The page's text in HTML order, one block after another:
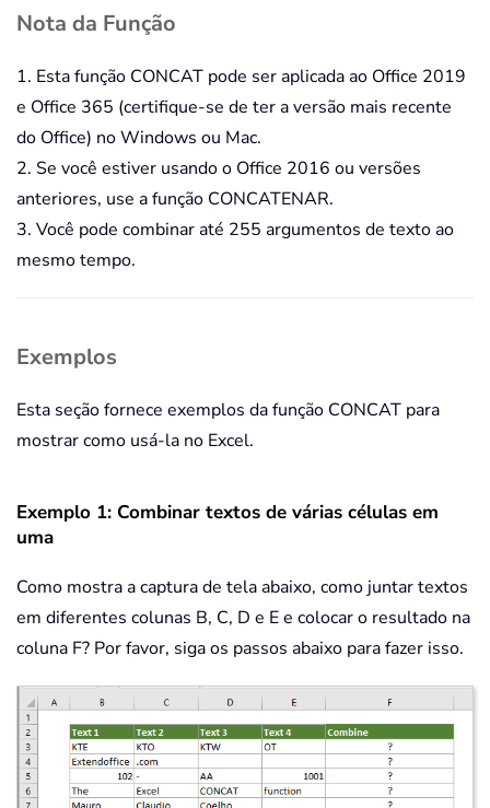
Nota da Função
1. Esta função CONCAT pode ser aplicada ao Office 2019
e Office 365 (certifique-se de ter a versão mais recente
do Office) no Windows ou Mac.
2. Se você estiver usando o Office 2016 ou versões
anteriores, use a função CONCATENAR.
3. Você pode combinar até 255 argumentos de texto ao
mesmo tempo.
Exemplos
Esta seção fornece exemplos da função CONCAT para
mostrar como usá-la no Excel.
Exemplo 1: Combinar textos de várias células em
uma
Como mostra a captura de tela abaixo, como juntar textos
em diferentes colunas B, C, D e E e colocar o resultado na
coluna F? Por favor, siga os passos abaixo para fazer isso.